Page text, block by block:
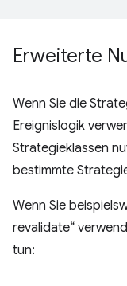
Erweiterte
Wenn Sie die
Ereignislogik
Strategieklassen
bestimmte
Wenn Sie
revalidate“
tun: